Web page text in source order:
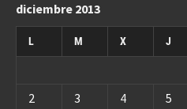
diciembre 2013
L M X J
2
3 4 5